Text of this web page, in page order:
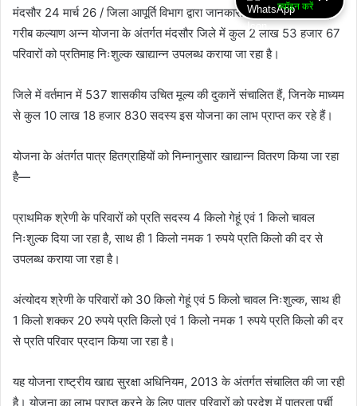
मंदसौर 24 मार्च 26 / जिला आपूर्ति विभाग द्वारा जानकारी दी गई कि प्रधानमंत्री
गरीब कल्याण अन्न योजना के अंतर्गत मंदसौर जिले में कुल 2 लाख 53 हजार 67
परिवारों को प्रतिमाह निःशुल्क खाद्यान्न उपलब्ध कराया जा रहा है।
जिले में वर्तमान में 537 शासकीय उचित मूल्य की दुकानें संचालित हैं, जिनके माध्यम
से कुल 10 लाख 18 हजार 830 सदस्य इस योजना का लाभ प्राप्त कर रहे हैं।
योजना के अंतर्गत पात्र हितग्राहियों को निम्नानुसार खाद्यान्न वितरण किया जा रहा
है—
प्राथमिक श्रेणी के परिवारों को प्रति सदस्य 4 किलो गेहूं एवं 1 किलो चावल
निःशुल्क दिया जा रहा है, साथ ही 1 किलो नमक 1 रुपये प्रति किलो की दर से
उपलब्ध कराया जा रहा है।
अंत्योदय श्रेणी के परिवारों को 30 किलो गेहूं एवं 5 किलो चावल निःशुल्क, साथ ही
1 किलो शक्कर 20 रुपये प्रति किलो एवं 1 किलो नमक 1 रुपये प्रति किलो की दर
से प्रति परिवार प्रदान किया जा रहा है।
यह योजना राष्ट्रीय खाद्य सुरक्षा अधिनियम, 2013 के अंतर्गत संचालित की जा रही
है। योजना का लाभ प्राप्त करने के लिए पात्र परिवारों को प्रदेश में पात्रता पर्ची
ज्वॉइन करें